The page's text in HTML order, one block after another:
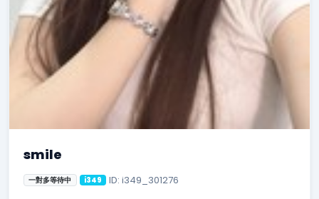
smile
一對多等待中 i349 ID: i349_301276